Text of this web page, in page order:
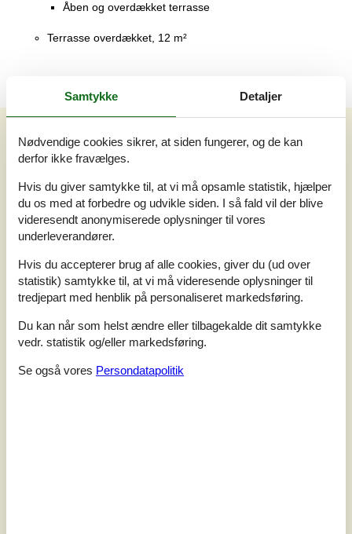
Åben og overdækket terrasse
Terrasse overdækket, 12 m²
Vores gæsteanmeldelser
2,9 Baseret på11 vurderinger
4
3
1
Kommentarer
Samtykke Detaljer
Nødvendige cookies sikrer, at siden fungerer, og de kan
derfor ikke fravælges.
Hvis du giver samtykke til, at vi må opsamle statistik, hjælper
du os med at forbedre og udvikle siden. I så fald vil der blive
videresendt anonymiserede oplysninger til vores
underleverandører.
Hvis du accepterer brug af alle cookies, giver du (ud over
statistik) samtykke til, at vi må videresende oplysninger til
tredjepart med henblik på personaliseret markedsføring.
Du kan når som helst ændre eller tilbagekalde dit samtykke
vedr. statistik og/eller markedsføring.
Se også vores Persondatapolitik